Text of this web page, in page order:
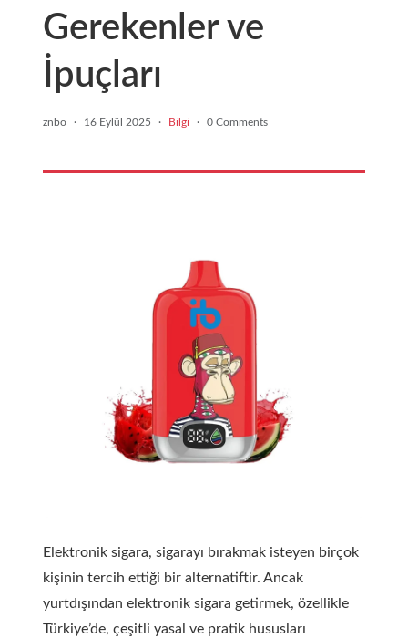
Gerekenler ve
İpuçları
znbo · 16 Eylül 2025 · Bilgi · 0 Comments
Elektronik sigara, sigarayı bırakmak isteyen birçok
kişinin tercih ettiği bir alternatiftir. Ancak
yurtdışından elektronik sigara getirmek, özellikle
Türkiye’de, çeşitli yasal ve pratik hususları